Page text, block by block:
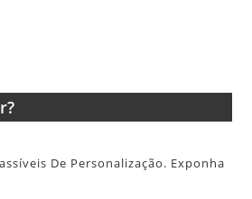
De Personalização. Exponha